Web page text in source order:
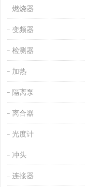
燃烧器
变频器
检测器
加热
隔离泵
离合器
光度计
冲头
连接器